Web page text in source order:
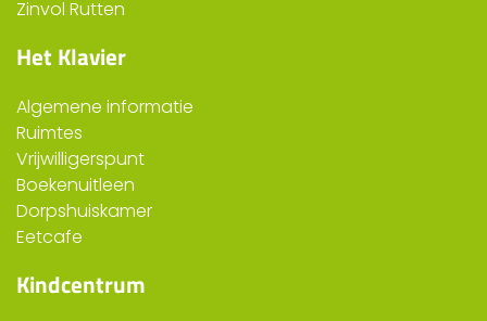
Zinvol Rutten
Het Klavier
Algemene informatie
Ruimtes
Vrijwilligerspunt
Boekenuitleen
Dorpshuiskamer
Eetcafe
Kindcentrum